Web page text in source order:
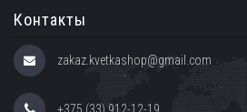
Контакты
zakaz.kvetkashop@gmail.com
+375 (33) 912-12-19